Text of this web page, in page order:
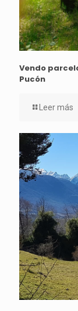
Vendo
Pucón
Leer más